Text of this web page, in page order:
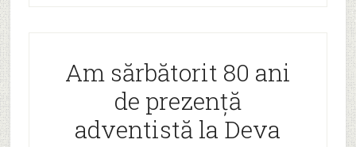
Am sărbătorit 80 ani
de prezenţă
adventistă la Deva